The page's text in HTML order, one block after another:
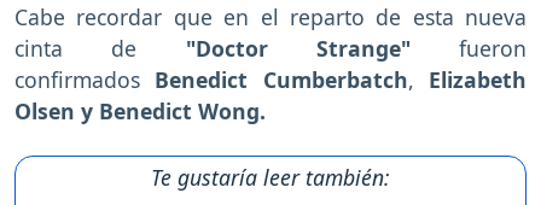
Cabe recordar que en el reparto de esta nueva
cinta de "Doctor Strange" fueron
confirmados Benedict Cumberbatch, Elizabeth
Olsen y Benedict Wong.
Te gustaría leer también: